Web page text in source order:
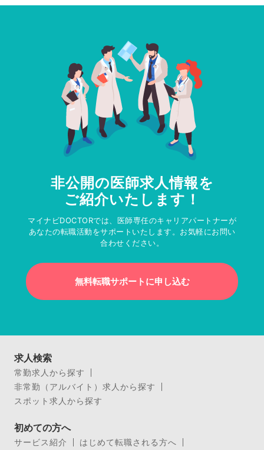
非公開の医師求人情報を
ご紹介いたします！
マイナビDOCTORでは、医師専任のキャリアパートナーが
あなたの転職活動をサポートいたします。お気軽にお問い
合わせください。
無料転職サポートに申し込む
求人検索
常勤求人から探す
非常勤（アルバイト）求人から探す
スポット求人から探す
初めての方へ
サービス紹介
はじめて転職される方へ